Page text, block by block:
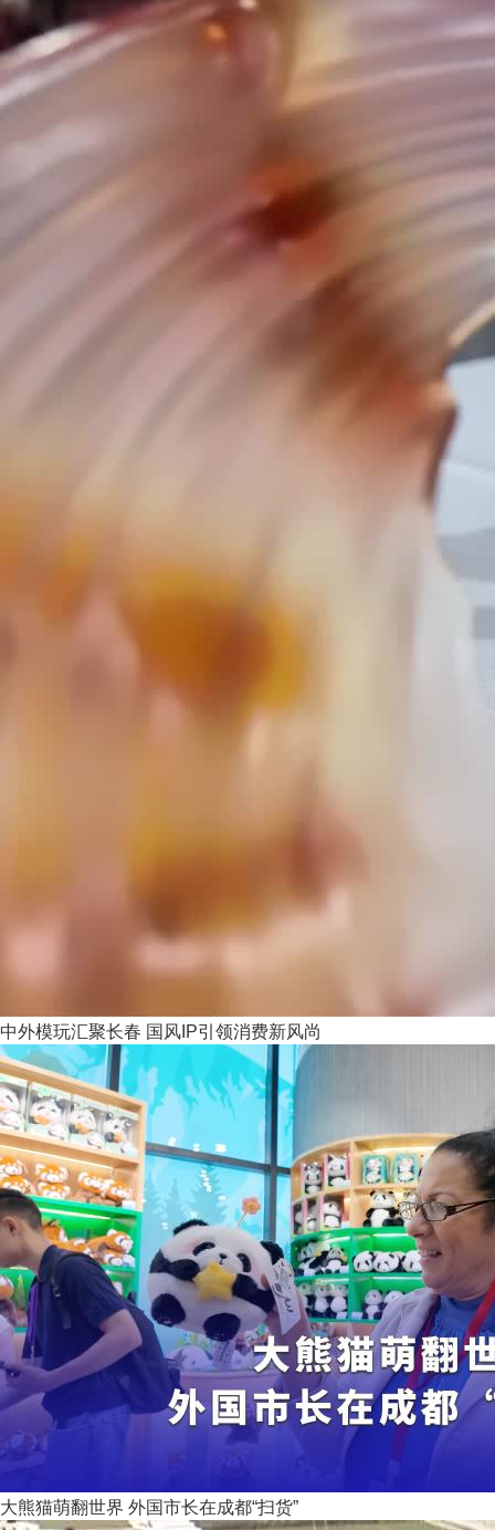
中外模玩汇聚长春 国风IP引领消费新风尚
大熊猫萌翻世界 外国市长在成都“扫货”